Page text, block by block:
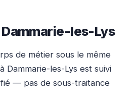
les-Lys
de métier sous le même
Dammarie-les-Lys est suivi
— pas de sous-traitance